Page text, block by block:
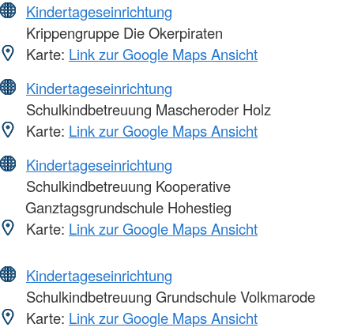
Kindertageseinrichtung
Krippengruppe Die Okerpiraten
Karte: Link zur Google Maps Ansicht
Kindertageseinrichtung
Schulkindbetreuung Mascheroder Holz
Karte: Link zur Google Maps Ansicht
Kindertageseinrichtung
Schulkindbetreuung Kooperative
Ganztagsgrundschule Hohestieg
Karte: Link zur Google Maps Ansicht
Kindertageseinrichtung
Schulkindbetreuung Grundschule Volkmarode
Karte: Link zur Google Maps Ansicht